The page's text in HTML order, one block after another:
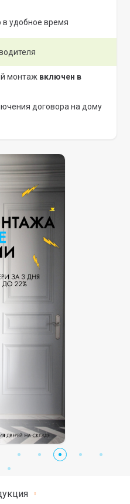
в удобное время
монтаж включен в
договора на дому